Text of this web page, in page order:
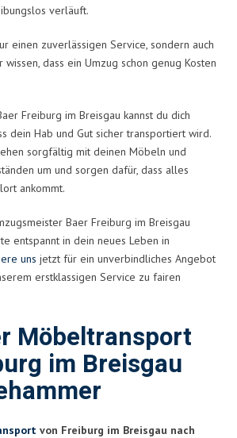
verläuft.
einen zuverlässigen Service, sondern auch
dass ein Umzug schon genug Kosten
Freiburg im Breisgau kannst du dich
dein Hab und Gut sicher transportiert wird.
sorgfältig mit deinen Möbeln und
um und sorgen dafür, dass alles
ankommt.
Baer Freiburg im Breisgau
entspannt in dein neues Leben in
uns jetzt für ein unverbindliches Angebot
erstklassigen Service zu fairen
Möbeltransport
im Breisgau
von Freiburg im Breisgau nach